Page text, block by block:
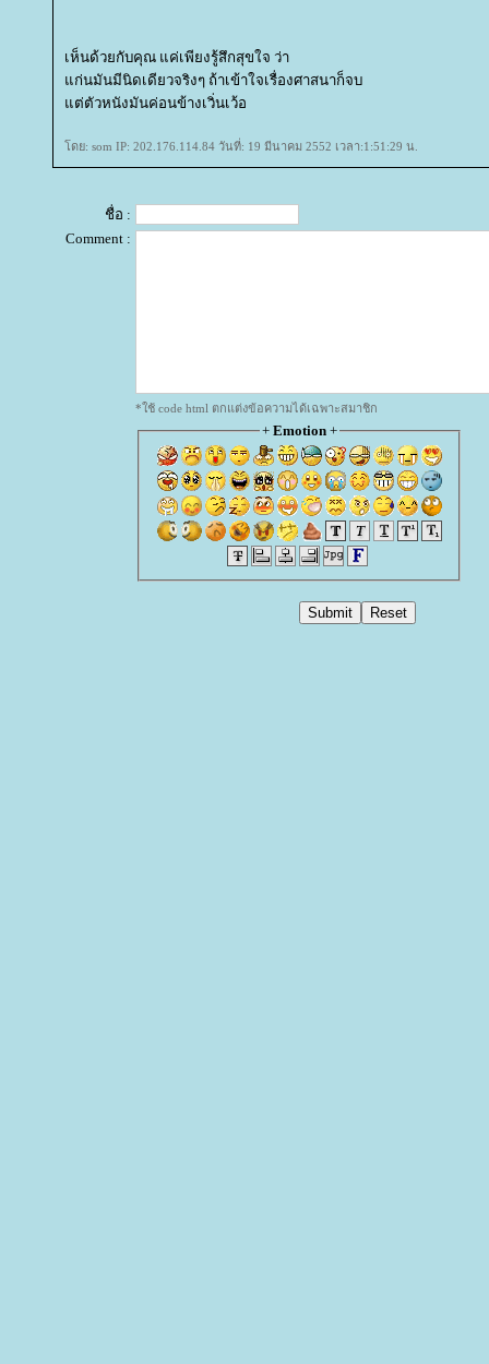
เห็นด้วยกับคุณ แค่เพียงรู้สึกสุขใจ ว่า
ก่นมันมีนิดเดียวจริงๆ ถ้าเข้าใจเรื่องศาสนาก็จบ
ต่ตัวหนังมันค่อนข้างเวิ่นเว้อ
ดย: som IP: 202.176.114.84 วันที่: 19 มีนาคม 2552 เวลา:1:51:29 น.
ชื่อ :
Comment :
*ใช้ code html ตกแต่งข้อความได้เฉพาะสมาชิก
+ Emotion+